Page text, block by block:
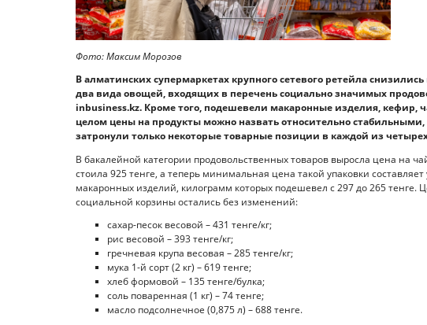
Фото: Максим Морозов
В алматинских супермаркетах крупного сетевого ретейла
два вида овощей, входящих в перечень социально значимых
inbusiness.kz. Кроме того, подешевели макаронные изделия, кефир,
целом цены на продукты можно назвать относительно
затронули только некоторые товарные позиции в каждой из
В бакалейной категории продовольственных товаров выросла цена на
стоила 925 тенге, а теперь минимальная цена такой упаковки
макаронных изделий, килограмм которых подешевел с 297 до 265 тенге.
социальной корзины остались без изменений:
сахар-песок весовой – 431 тенге/кг;
рис весовой – 393 тенге/кг;
гречневая крупа весовая – 285 тенге/кг;
мука 1-й сорт (2 кг) – 619 тенге;
хлеб формовой – 135 тенге/булка;
соль поваренная (1 кг) – 74 тенге;
масло подсолнечное (0,875 л) – 688 тенге.